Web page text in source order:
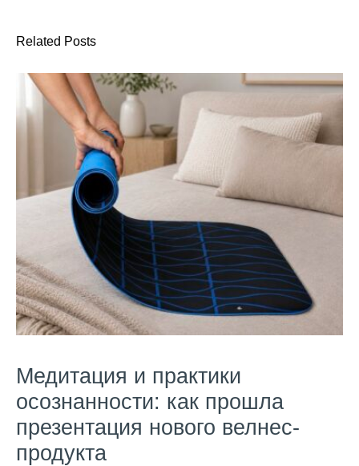
Related Posts
Медитация и практики
осознанности: как прошла
презентация нового велнес-
продукта